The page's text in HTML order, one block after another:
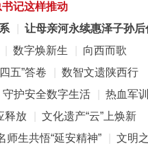
记这样推动
让母亲河永续惠泽子孙后
数字焕新生
向西而歌
五”答卷
数智文遗陕西行
守护安全数字生活
热血军
释放
文化遗产“云”上焕新
师生共悟“延安精神”
文明